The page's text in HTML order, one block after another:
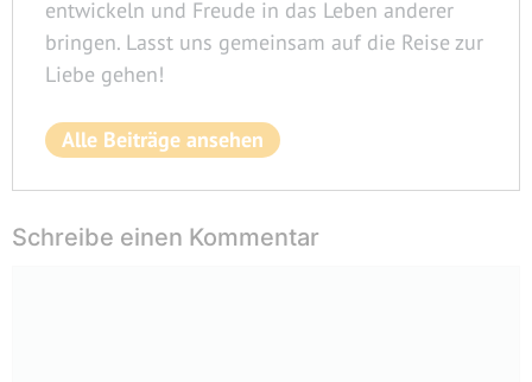
entwickeln und Freude in das Leben anderer
bringen. Lasst uns gemeinsam auf die Reise zur
Liebe gehen!
Alle Beiträge ansehen
Schreibe einen Kommentar